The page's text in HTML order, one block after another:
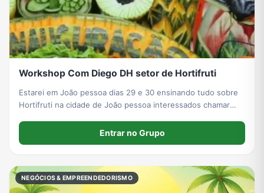
Workshop Com Diego DH setor de Hortifruti
Estarei em João pessoa dias 29 e 30 ensinando tudo sobre
Hortifruti na cidade de João pessoa interessados chamar
Entrar no Grupo
NEGÓCIOS & EMPREENDEDORISMO